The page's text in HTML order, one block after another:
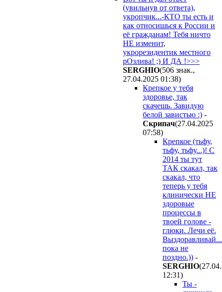
(увильнув от ответа),
укропчик...-КТО ты есть и
как относишься к России и
её гражданам! Тебя ничто
НЕ изменит,
укрорезидентик местного
рОзлива! ;) И ДА !>>>
SERGHIO(506 знак.,
27.04.2025 01:38)
Крепкое у тебя
здоровье, так
скачешь. Завидую
белой завистью :) -
Cкpипaч(27.04.2025
07:58)
Крепкое (тьфу,
тьфу, тьфу...)! С
2014 ты тут
ТАК скакал, так
скакал, что
теперь у тебя
клинически НЕ
здоровые
процессы в
твоей голове -
глюки. Лечи её.
Выздоравливай...
пока не
поздно.)) -
SERGHIO
12:31)
Ты -